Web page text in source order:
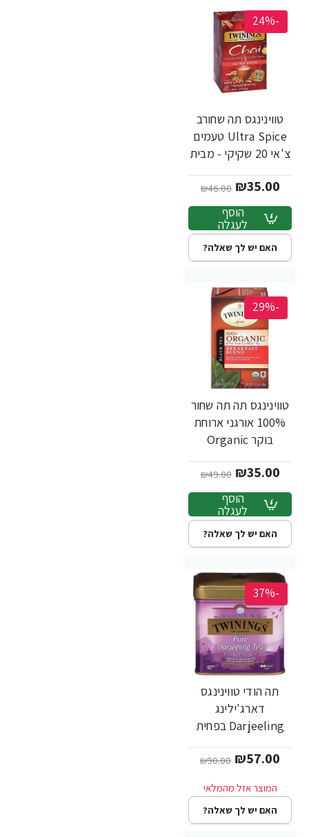
-24%
טווינינגס תה שחורב
Ultra Spice טעמים
צ'אי 20 שקיקי - מבית
₪35.00
₪46.00
הוסף
לעגלה
האם יש לך שאלה?
-29%
טווינינגס תה תה שחור
100% אורגני ארוחת
בוקר Organic
בשקיות 20 יחידות -
מבית Twinings
₪35.00
₪49.00
הוסף
לעגלה
האם יש לך שאלה?
-37%
תה הודי טווינינגס
דארג'ילינג
Darjeeling בפחית
Twinings
₪57.00
₪90.00
האם יש לך שאלה?